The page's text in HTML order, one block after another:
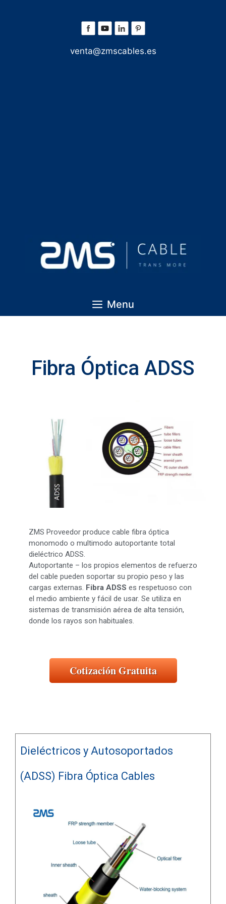
venta@zmscables.es
Menu
Fibra Óptica ADSS
ZMS Proveedor produce cable fibra óptica
monomodo o multimodo autoportante total
dieléctrico ADSS.
Autoportante – los propios elementos de refuerzo
del cable pueden soportar su propio peso y las
cargas externas. Fibra ADSS es respetuoso con
el medio ambiente y fácil de usar. Se utiliza en
sistemas de transmisión aérea de alta tensión,
donde los rayos son habituales.
Cotización Gratuita
Dieléctricos y Autosoportados
(ADSS) Fibra Óptica Cables